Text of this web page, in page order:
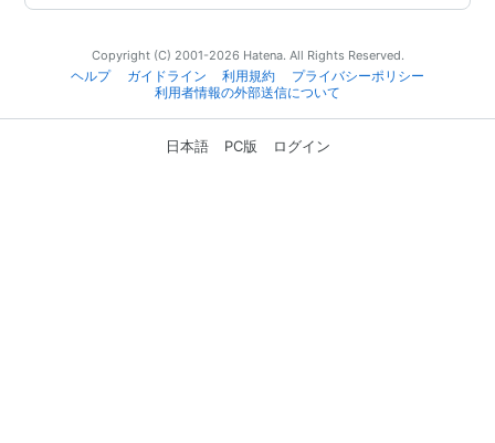
Copyright (C) 2001-2026 Hatena. All Rights Reserved.
ヘルプ
ガイドライン 利用規約
プライバシーポリシー
利用者情報の外部送信について
日本語 PC版 ログイン